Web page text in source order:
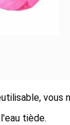
vous
tiède.